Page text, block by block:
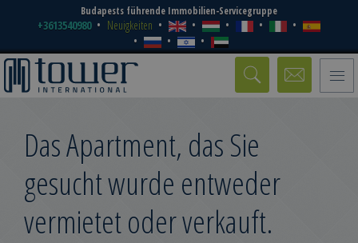
Budapests führende Immobilien-Servicegruppe
+3613540980 Neuigkeiten
Toggle
Das Apartment, das Sie
gesucht wurde entweder
vermietet oder verkauft.